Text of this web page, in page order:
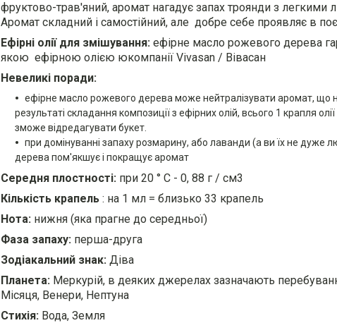
фруктово-трав'яний, аромат нагадує запах троянди з легкими
Аромат складний і самостійний, але добре себе проявляє в
Ефірні олії для змішування: ефірне масло рожевого дерева
якою ефірною олією юкомпанії Vivasan / Вівасан
Невеликі поради:
ефірне масло рожевого дерева може нейтралізувати аромат, що
результаті складання композиції з ефірних олій, всього 1 крапля
зможе відредагувати букет.
при домінуванні запаху розмарину, або лаванди (а ви їх не дуже
дерева пом'якшує і покращує аромат
Середня плостності: при 20 ° С - 0, 88 г / см3
Кількість крапель : на 1 мл = близько 33 крапель
Нота: нижня (яка прагне до середньої)
Фаза запаху: перша-друга
Зодіакальний знак: Діва
Планета: Меркурій, в деяких джерелах зазначають
Місяця, Венери, Нептуна
Стихія: Вода, Земля